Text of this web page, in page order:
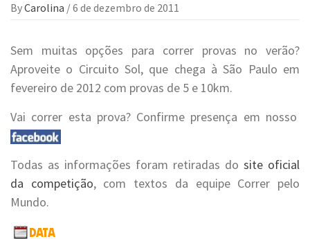
ByCarolina /6 de dezembro de 2011
Sem muitas opções para correr provas no verão?
Aproveite o Circuito Sol, que chega à São Paulo em
fevereiro de 2012 com provas de 5 e 10km.
Vai correr esta prova? Confirme presença em nosso
Todas as informações foram retiradas do site oficial
da competição, com textos da equipe Correr pelo
Mundo.